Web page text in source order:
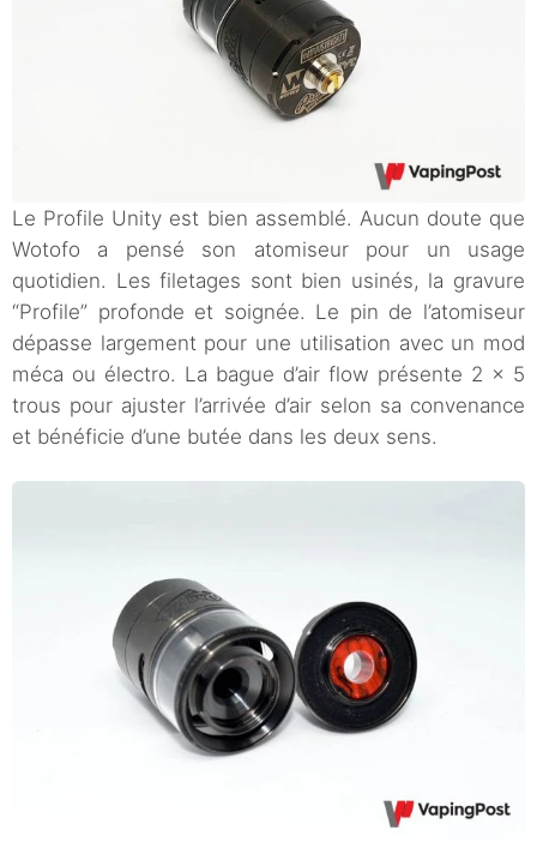
Le Profile Unity est bien assemblé. Aucun doute que
Wotofo a pensé son atomiseur pour un usage
quotidien. Les filetages sont bien usinés, la gravure
“Profile” profonde et soignée. Le pin de l’atomiseur
dépasse largement pour une utilisation avec un mod
méca ou électro. La bague d’air flow présente 2 x 5
trous pour ajuster l’arrivée d’air selon sa convenance
et bénéficie d’une butée dans les deux sens.